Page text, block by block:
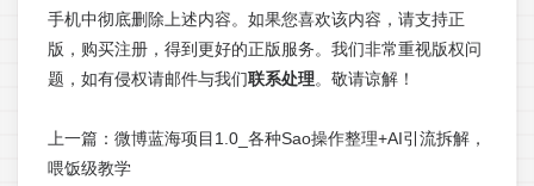
手机中彻底删除上述内容。如果您喜欢该内容，请支持正
版，购买注册，得到更好的正版服务。我们非常重视版权问
题，如有侵权请邮件与我们联系处理。敬请谅解！
上一篇： 微博蓝海项目1.0_各种Sao操作整理+AI引流拆解，
喂饭级教学